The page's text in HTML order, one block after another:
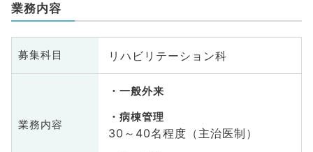
業務内容
募集科目 リハビリテーション科
業務内容
一般外来
病棟管理
30～40名程度（主治医制）